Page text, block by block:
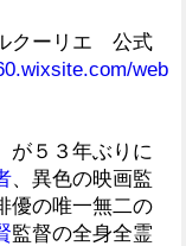
クーリエ 公式
web
が５３年ぶりに
、異色の映画監
優の唯一無二の
監督の全身全霊